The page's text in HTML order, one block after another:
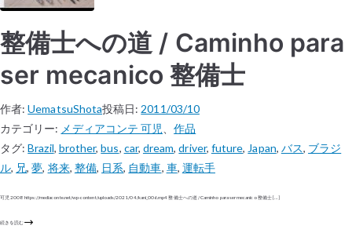
整備士への道 / Caminho para
ser mecanico 整備士
作者:UematsuShota投稿日: 2011/03/10
カテゴリー: メディアコンテ 可児 、作品
タグ:Brazil, brother,bus, car, dream,driver, future, Japan, バス, ブラジ
ル, 兄,夢, 将来, 整備, 日系, 自動車, 車, 運転手
可児 2008 https://mediaconte.net/wp-content/uploads/2021/04/kani_006.mp4 整備士への道 / Caminho para ser mecanico 整備士 […]
続きを読む